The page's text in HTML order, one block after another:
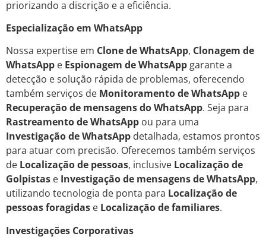
priorizando a discrição e a eficiência.
Especialização em WhatsApp
Nossa expertise em Clone de WhatsApp, Clonagem de
WhatsApp e Espionagem de WhatsAppgarante a
detecção e solução rápida de problemas, oferecendo
também serviços de Monitoramento de WhatsApp e
Recuperação de mensagens do WhatsApp. Seja para
Rastreamento de WhatsApp ou para uma
Investigação de WhatsApp detalhada, estamos prontos
para atuar com precisão. Oferecemos também serviços
de Localização de pessoas, inclusive Localização de
Golpistas e Investigação de mensagens de WhatsApp,
utilizando tecnologia de ponta para Localização de
pessoas foragidas e Localização de familiares.
Investigações Corporativas